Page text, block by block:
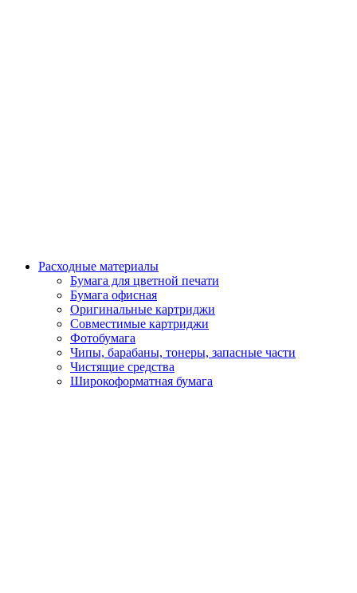
Расходные материалы
Бумага для цветной печати
Бумага офисная
Оригинальные картриджи
Совместимые картриджи
Фотобумага
Чипы, барабаны, тонеры, запасные части
Чистящие средства
Широкоформатная бумага